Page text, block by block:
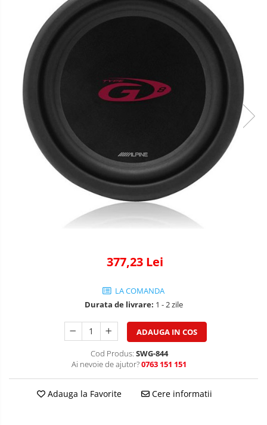
377,23 Lei
LA COMANDA
Durata de livrare: 1 - 2 zile
ADAUGA IN COS
Cod Produs: SWG-844
Ai nevoie de ajutor?0763 151 151
Adauga la Favorite Cere informatii